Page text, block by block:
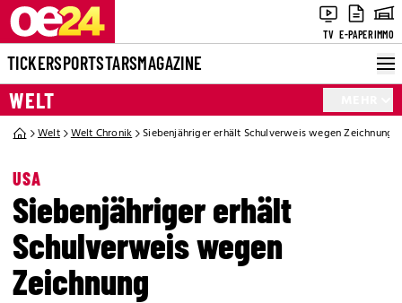
TV E-PAPERIMMO
TICKERSPORTSTARSMAGAZINE
WELT
Welt Welt Chronik Siebenjähriger erhält Schulverweis wegen Zeichnung
USA
Siebenjähriger erhält
Schulverweis wegen
Zeichnung